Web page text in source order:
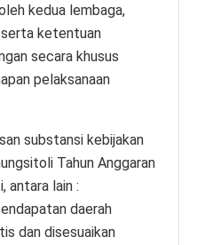
kedua lembaga,
serta ketentuan
secara khusus
pelaksanaan
substansi kebijakan
Tahun Anggaran
antara lain :
daerah
dan disesuaikan